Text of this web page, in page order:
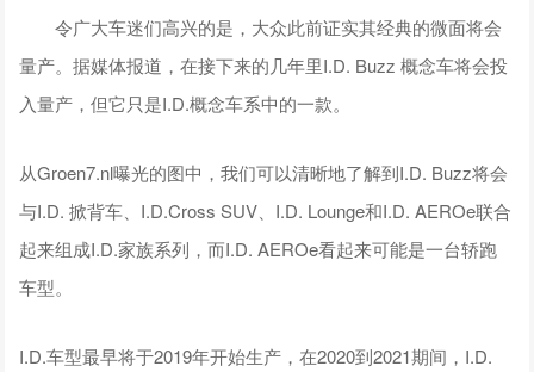
令广大车迷们高兴的是，大众此前证实其经典的微面将会
量产。据媒体报道，在接下来的几年里I.D. Buzz 概念车将会投
入量产，但它只是I.D.概念车系中的一款。
从Groen7.nl曝光的图中，我们可以清晰地了解到I.D. Buzz将会
与I.D. 掀背车、I.D.Cross SUV、I.D. Lounge和I.D. AEROe联合
起来组成I.D.家族系列，而I.D. AEROe看起来可能是一台轿跑
车型。
I.D.车型最早将于2019年开始生产，在2020到2021期间，I.D.